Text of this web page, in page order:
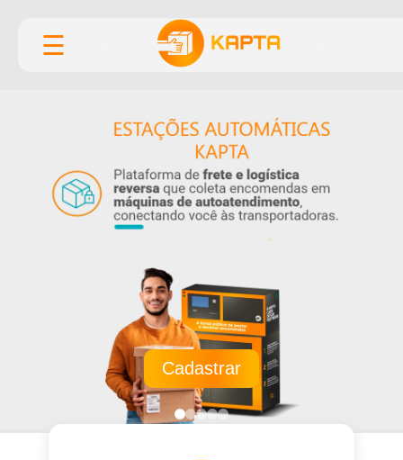
☰
Cadastrar